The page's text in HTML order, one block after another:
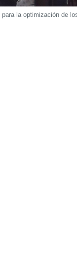
para la optimización de